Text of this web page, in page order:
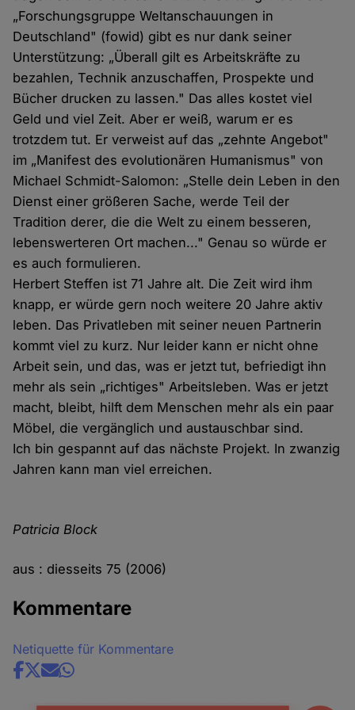
„Forschungsgruppe Weltanschauungen in
Deutschland" (fowid) gibt es nur dank seiner
Unterstützung: „Überall gilt es Arbeitskräfte zu
bezahlen, Technik anzuschaffen, Prospekte und
Bücher drucken zu lassen." Das alles kostet viel
Geld und viel Zeit. Aber er weiß, warum er es
trotzdem tut. Er verweist auf das „zehnte Angebot"
im „Manifest des evolutionären Humanismus" von
Michael Schmidt-Salomon: „Stelle dein Leben in den
Dienst einer größeren Sache, werde Teil der
Tradition derer, die die Welt zu einem besseren,
lebenswerteren Ort machen..." Genau so würde er
es auch formulieren.
Herbert Steffen ist 71 Jahre alt. Die Zeit wird ihm
knapp, er würde gern noch weitere 20 Jahre aktiv
leben. Das Privatleben mit seiner neuen Partnerin
kommt viel zu kurz. Nur leider kann er nicht ohne
Arbeit sein, und das, was er jetzt tut, befriedigt ihn
mehr als sein „richtiges" Arbeitsleben. Was er jetzt
macht, bleibt, hilft dem Menschen mehr als ein paar
Möbel, die vergänglich und austauschbar sind.
Ich bin gespannt auf das nächste Projekt. In zwanzig
Jahren kann man viel erreichen.
Patricia Block
aus : diesseits 75 (2006)
Kommentare
Netiquette für Kommentare
Share
news